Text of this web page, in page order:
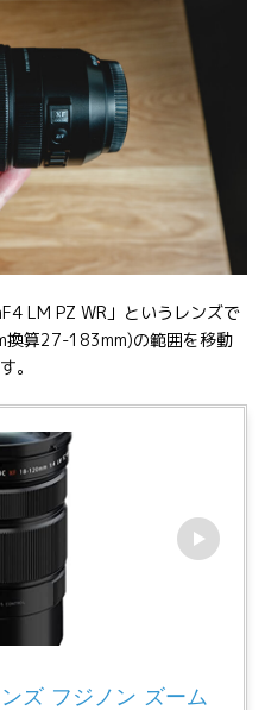
LM PZ WR」というレンズで
算27-183mm)の範囲を移動
。
ズ フジノン ズーム